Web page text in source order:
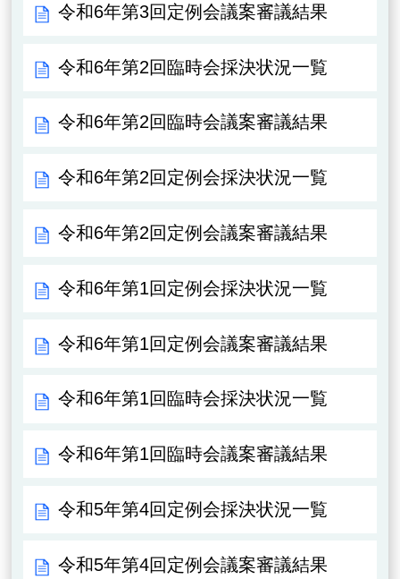
令和6年第3回定例会議案審議結果
令和6年第2回臨時会採決状況一覧
令和6年第2回臨時会議案審議結果
令和6年第2回定例会採決状況一覧
令和6年第2回定例会議案審議結果
令和6年第1回定例会採決状況一覧
令和6年第1回定例会議案審議結果
令和6年第1回臨時会採決状況一覧
令和6年第1回臨時会議案審議結果
令和5年第4回定例会採決状況一覧
令和5年第4回定例会議案審議結果